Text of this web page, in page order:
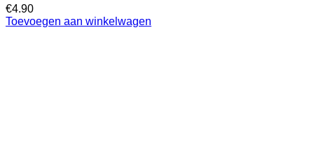
€4.90
Toevoegen aan winkelwagen